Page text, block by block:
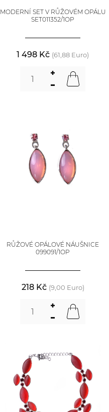
MODERNÍ SET V RŮŽOVÉM OPÁLU
SET011352/1OP
1 498 Kč (61,88 Euro)
RŮŽOVÉ OPÁLOVÉ NÁUŠNICE
099091/1OP
218 Kč (9,00 Euro)